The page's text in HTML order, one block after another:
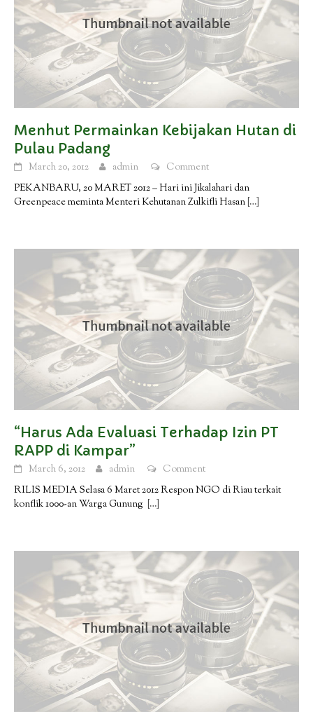
Menhut Permainkan Kebijakan Hutan di
Pulau Padang
March 20, 2012 admin
Comment
PEKANBARU, 20 MARET 2012 – Hari ini Jikalahari dan
Greenpeace meminta Menteri Kehutanan Zulkifli Hasan […]
“Harus Ada Evaluasi Terhadap Izin PT
RAPP di Kampar”
March 6, 2012 admin
Comment
RILIS MEDIA Selasa 6 Maret 2012 Respon NGO di Riau terkait
konflik 1000-an Warga Gunung […]